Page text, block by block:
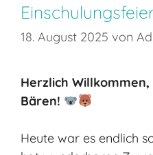
18. August 2025 von
Herzlich
Bären!
Heute war es endlich